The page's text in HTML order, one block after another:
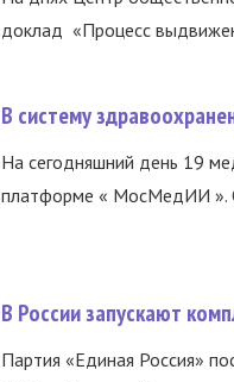
доклад «Процесс
В систему
На сегодняшний день 19
платформе « МосМедИИ ».
В России запускают
Партия «Единая Россия»